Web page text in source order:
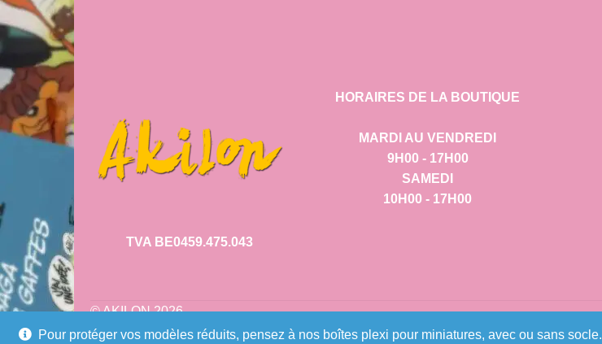
Pour protéger vos modèles réduits, pensez à nos boîtes plexi pour miniatures, avec ou sans socle.
TVA BE0459.475.043
HORAIRES DE LA BOUTIQUE
MARDI AU VENDREDI
9H00 - 17H00
SAMEDI
10H00 - 17H00
© AKILON 2026
Politique de confidentialité
Built with WooCommerce .